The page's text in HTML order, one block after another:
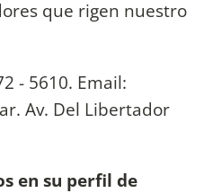
que rigen nuestro
- 5610. Email:
. Av. Del Libertador
en su perfil de